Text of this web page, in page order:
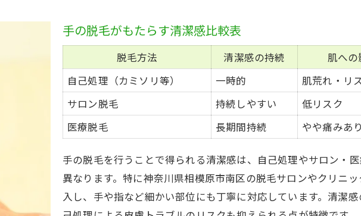
地域密着型サービスのメリット解説
手脱毛で期待できる長期的な効果とは
脱毛サロン選びで重視すべきポイント
脱毛を始めるなら手の印象もアップする理由
手脱毛が印象アップにつながる理由一覧
第一印象に差がつく手元の脱毛効果
清潔感アップのための脱毛ポイント
手脱毛で自信を持てる毎日へ
手や指のムダ毛が気になる方へ脱毛活用術
手の脱毛がもたらす清潔感比較表
脱毛方法 清潔感の持続 肌への
自己処理（カミソリ等）
一時的 肌荒れ・リ
サロン脱毛
持続しやすい 低リスク
医療脱毛
長期間持続 やや痛みあり
手の脱毛を行うことで得られる清潔感は、自己処理やサロン・
異なります。特に神奈川県相模原市南区の脱毛サロンやクリニ
入し、手や指など細かい部位にも丁寧に対応しています。清潔